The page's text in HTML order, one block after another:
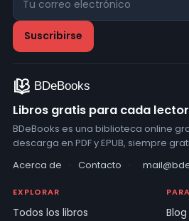
Libros gratis para cada
BDeBooks es una biblioteca online
descarga en PDF y EPUB, siempre
Acerca de
· Contacto ·
EXPLORAR
Todos los libros
Blog